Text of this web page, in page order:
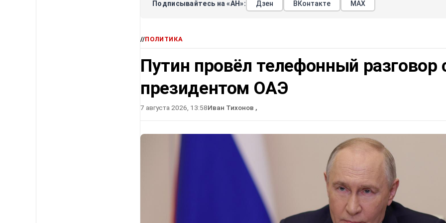
Подписывайтесь на «АН»: Дзен ВКонтакте МАХ
//ПОЛИТИКА
Путин провёл телефонный разговор
президентом ОАЭ
7 августа 2026, 13:58Иван Тихонов ,